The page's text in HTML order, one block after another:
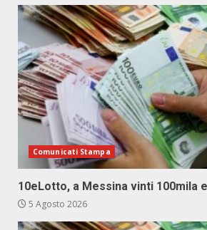
Comunicati Stampa
10eLotto, a Messina vinti 100mila
5 Agosto 2026